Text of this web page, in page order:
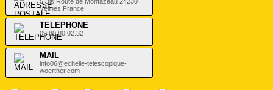
Vélines France
TELEPHONE
09.80.80.02.32
MAIL
info06@echelle-telescopique-
woerther.com